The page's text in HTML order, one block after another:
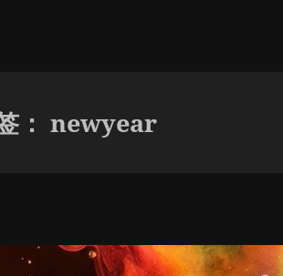
：newyear